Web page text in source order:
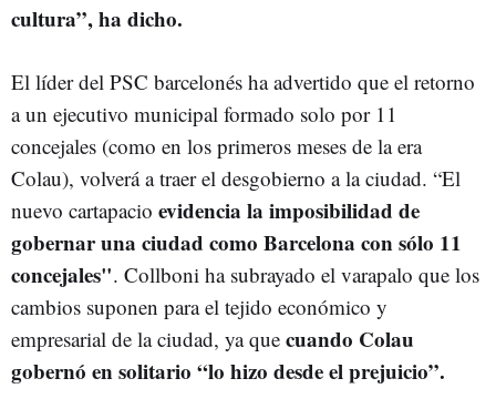
cultura”, ha dicho.
El líder del PSC barcelonés ha advertido que el retorno
a un ejecutivo municipal formado solo por 11
concejales (como en los primeros meses de la era
Colau), volverá a traer el desgobierno a la ciudad. “El
nuevo cartapacio evidencia la imposibilidad de
gobernar una ciudad como Barcelona con sólo 11
concejales". Collboni ha subrayado el varapalo que los
cambios suponen para el tejido económico y
empresarial de la ciudad, ya que cuando Colau
gobernó en solitario “lo hizo desde el prejuicio”.